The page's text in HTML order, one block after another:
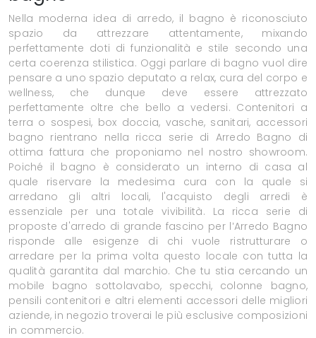
Nella moderna idea di arredo, il bagno è riconosciuto
spazio da attrezzare attentamente, mixando
perfettamente doti di funzionalità e stile secondo una
certa coerenza stilistica. Oggi parlare di bagno vuol dire
pensare a uno spazio deputato a relax, cura del corpo e
wellness, che dunque deve essere attrezzato
perfettamente oltre che bello a vedersi. Contenitori a
terra o sospesi, box doccia, vasche, sanitari, accessori
bagno rientrano nella ricca serie di Arredo Bagno di
ottima fattura che proponiamo nel nostro showroom.
Poiché il bagno è considerato un interno di casa al
quale riservare la medesima cura con la quale si
arredano gli altri locali, l'acquisto degli arredi è
essenziale per una totale vivibilità. La ricca serie di
proposte d'arredo di grande fascino per l’Arredo Bagno
risponde alle esigenze di chi vuole ristrutturare o
arredare per la prima volta questo locale con tutta la
qualità garantita dal marchio. Che tu stia cercando un
mobile bagno sottolavabo, specchi, colonne bagno,
pensili contenitori e altri elementi accessori delle migliori
aziende, in negozio troverai le più esclusive composizioni
in commercio.